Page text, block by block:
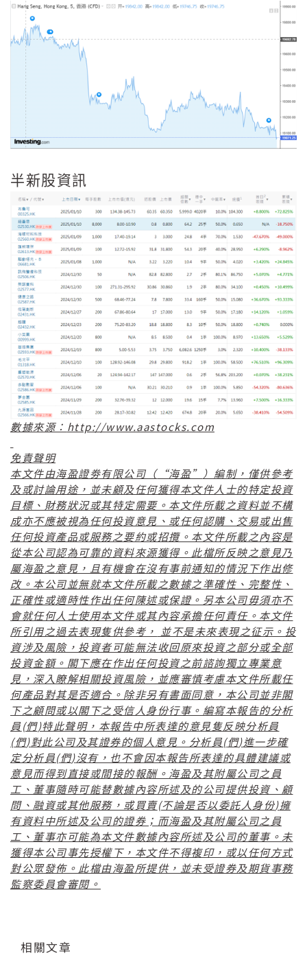
相關文章
半新股資訊
數據來源： http://www.aastocks.com
免責聲明
本文件由海盈證劵有限公司（“海盈”
）編制，僅供參考
及或討論用途，並未顧及任何獲得本文件人士的特定投資
目標、財務狀況或其特定需要。本文件所載之資料並不構
成亦不應被視為任何投資意見、或任何認購、交易或出售
任何投資產品或服務之要約或招攬。本文件所載之內容是
從本公司認為可靠的資料來源獲得。此檔所反映之意見乃
屬海盈之意見，且有機會在沒有事前通知的情況下作出修
改。本公司並無就本文件所載之數據之準確性、完整性、
正確性或適時性作出任何陳述或保證。另本公司毋須亦不
會就任何人士使用本文件或其內容承擔任何責任。本文件
所引用之過去表現隻供參考，
並不是未來表現之征示。投
資涉及風險，投資者可能無法收回原來投資之部分或全部
投資金額。閣下應在作出任何投資之前諮詢獨立專業意
見，深入瞭解相關投資風險，並應審慎考慮本文件所載任
何產品對其是否適合。除非另有書面同意，本公司並非閣
下之顧問或以閣下之受信人身份行事。編寫本報告的分析
員 (們)特此聲明，本報告中所表達的意見隻反映分析員
(們)對此公司及其證券的個人意見。分析員(們)進一步確
定分析員(們)沒有，也不會因本報告所表達的具體建議或
意見而得到直接或間接的報酬。海盈及其附屬公司之員
工、董事隨時可能替數據內容所述及的公司提供投資、顧
問、融資或其他服務，或買賣(不論是否以委託人身份)擁
有資料中所述及公司的證券；而海盈及其附屬公司之員
工、董事亦可能為本文件數據內容所述及公司的董事。未
獲得本公司事先授權下，本文件不得複印，或以任何方式
對公眾發佈。此檔由海盈所提供，並未受證券及期貨事務
監察委員會審閱。